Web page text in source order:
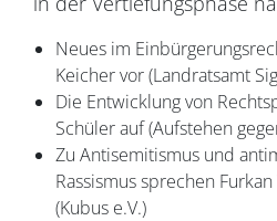
Neues im
Keicher vor (Landratsamt
Die Entwicklung von
Schüler auf (Aufstehen
Zu Antisemitismus und
Rassismus sprechen
(Kubus e.V.)